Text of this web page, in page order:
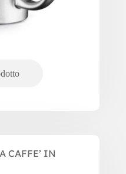
CAFFE’ IN